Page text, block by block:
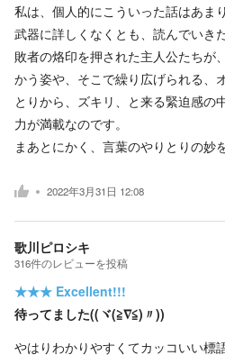
私は、個人的にこういった話はあま
武器に詳しくなくとも、読んでいき
敗者の烙印を押された主人公たちが
かう姿や、そこで繰り広げられる、
とりから、ズキリ、と来る緊迫感の
力が満載なのです。
まあとにかく、言葉のやりとりの妙
2022年3月31日 12:08
歌川ピロシキ
316件のレビューを投稿
★★★ Excellent!!!
待ってました((ヾ(≧∇≦)〃))
やはりわかりやすくてカッコいい標